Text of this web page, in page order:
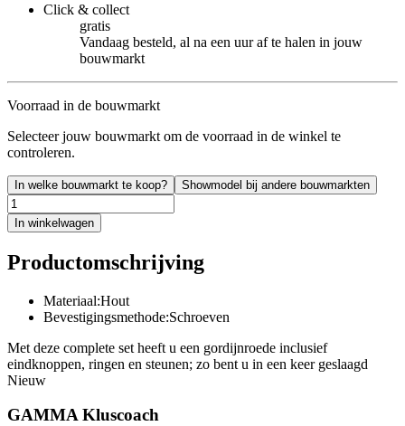
Click & collect
gratis
Vandaag besteld, al na een uur af te halen in jouw
bouwmarkt
Voorraad in de bouwmarkt
Selecteer jouw bouwmarkt om de voorraad in de winkel te
controleren.
In welke bouwmarkt te koop? Showmodel bij andere bouwmarkten
In winkelwagen
Productomschrijving
Materiaal:Hout
Bevestigingsmethode:Schroeven
Met deze complete set heeft u een gordijnroede inclusief
eindknoppen, ringen en steunen; zo bent u in een keer geslaagd
Nieuw
GAMMA Kluscoach